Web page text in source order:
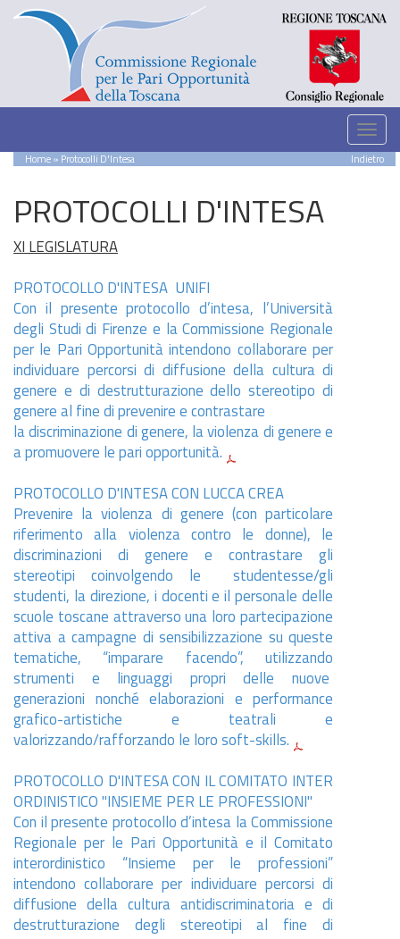
Home» Protocolli D'Intesa Indietro
PROTOCOLLI D'INTESA
XI LEGISLATURA
PROTOCOLLO D'INTESA UNIFI
Con il presente protocollo d’intesa, l’Università
degli Studi di Firenze e la Commissione Regionale
per le Pari Opportunità intendono collaborare per
individuare percorsi di diffusione della cultura di
genere e di destrutturazione dello stereotipo di
genere al fine di prevenire e contrastare
la discriminazione di genere, la violenza di genere e
a promuovere le pari opportunità.
PROTOCOLLO D'INTESA CON LUCCA CREA
Prevenire la violenza di genere (con particolare
riferimento alla violenza contro le donne), le
discriminazioni di genere e contrastare gli
stereotipi coinvolgendo le studentesse/gli
studenti, la direzione, i docenti e il personale delle
scuole toscane attraverso una loro partecipazione
attiva a campagne di sensibilizzazione su queste
tematiche, “imparare facendo”, utilizzando
strumenti e linguaggi propri delle nuove
generazioni nonché elaborazioni e performance
grafico-artistiche e teatrali e
valorizzando/rafforzando le loro soft-skills.
PROTOCOLLO D'INTESA CON IL COMITATO INTER
ORDINISTICO "INSIEME PER LE PROFESSIONI"
Con il presente protocollo d’intesa la Commissione
Regionale per le Pari Opportunità e il Comitato
interordinistico “Insieme per le professioni”
intendono collaborare per individuare percorsi di
diffusione della cultura antidiscriminatoria e di
destrutturazione degli stereotipi al fine di